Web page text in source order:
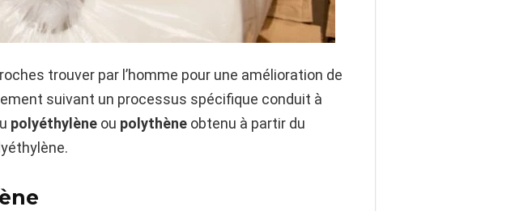
trouver par l’homme pour une amélioration de
suivant un processus spécifique conduit à
polyéthylène ou polythène obtenu à partir du